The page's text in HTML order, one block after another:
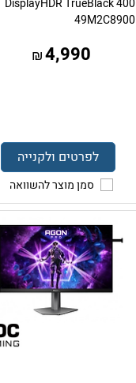
DisplayHDR TrueBlack 400
49M2C8900
4,990
₪
לפרטים ולקנייה
סמן מוצר להשוואה